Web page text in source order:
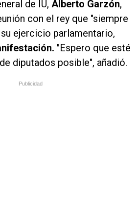
de IU, Alberto Garzón,
con el rey que "siempre
ejercicio parlamentario,
"Espero que esté
diputados posible", añadió.
Publicidad